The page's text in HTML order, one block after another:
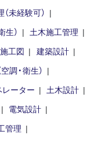
未経験可）
生）
土木施工管理
工図
建築設計
調・衛生）
ーター
土木設計
電気設計
管理